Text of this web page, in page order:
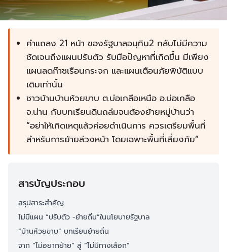
คำแถลง 21 หน้า ของรัฐบาลอนุทิน2 กลับไม่มีความ
ชัดเจนถึงแผนปรับตัว รับมือปัญหาที่เกิดขึ้น มีเพียง
แผนลดก๊าซเรือนกระจก และแผนเตือนภัยพิบัติแบบ
เดิมเท่านั้น
ชาวบ้านบ้านห้วยขาบ ต.บ่อเกลือเหนือ อ.บ่อเกลือ
จ.น่าน กับบทเรียนดินถล่มจนต้องย้ายหมู่บ้านว่า
“อย่าให้เกิดเหตุแล้วค่อยดำเนินการ ควรเตรียมพื้นที่
สำหรับการย้ายล่วงหน้า โดยเฉพาะพื้นที่เสี่ยงภัย”
สารบัญประกอบ
สรุปสาระสำคัญ
ไม่มีแผน “ปรับตัว -ย้ายถิ่น”ในนโยบายรัฐบาล
“บ้านห้วยขาบ” บทเรียนย้ายถิ่น
จาก “ไม่อยากย้าย” สู่ “ไม่มีทางเลือก”